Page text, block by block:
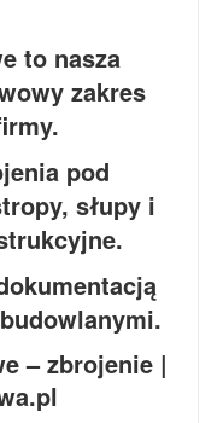
to nasza
zakres
pod
słupy i